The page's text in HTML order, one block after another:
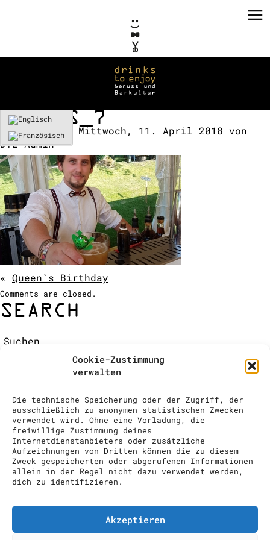
Cookie-Zustimmung
verwalten
Die technische Speicherung oder der Zugriff, der
ausschließlich zu anonymen statistischen Zwecken
verwendet wird. Ohne eine Vorladung, die
freiwillige Zustimmung deines
Internetdienstanbieters oder zusätzliche
Aufzeichnungen von Dritten können die zu diesem
Zweck gespeicherten oder abgerufenen Informationen
allein in der Regel nicht dazu verwendet werden,
dich zu identifizieren.
Akzeptieren
CORPORATE EVENTS
KONZEPTE / CONSULTING
REFERENZEN
VERMIETUNG
TEAM / KONTAKT
COCKTAIL SHOW
ANFRAGE
QUEENS_7
Erstellt am: Mittwoch, 11. April 2018 von
DTE-Admin
« Queen`s Birthday
Comments are closed.
SEARCH
RECENT COMMENTS
ARCHIVES
CATEGORIES
Keine Kategorien
META
Anmelden
Eintrags-Feed
Kommentar-Feed
WordPress.org
74 10
Impressum Datenschutzerklärung